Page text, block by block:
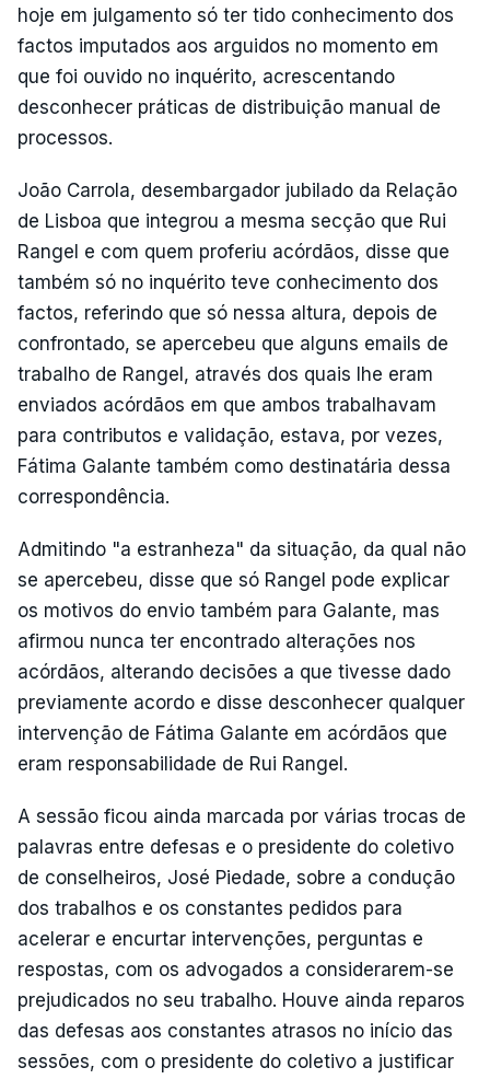
hoje em julgamento só ter tido conhecimento dos
factos imputados aos arguidos no momento em
que foi ouvido no inquérito, acrescentando
desconhecer práticas de distribuição manual de
processos.
João Carrola, desembargador jubilado da Relação
de Lisboa que integrou a mesma secção que Rui
Rangel e com quem proferiu acórdãos, disse que
também só no inquérito teve conhecimento dos
factos, referindo que só nessa altura, depois de
confrontado, se apercebeu que alguns emails de
trabalho de Rangel, através dos quais lhe eram
enviados acórdãos em que ambos trabalhavam
para contributos e validação, estava, por vezes,
Fátima Galante também como destinatária dessa
correspondência.
Admitindo "a estranheza" da situação, da qual não
se apercebeu, disse que só Rangel pode explicar
os motivos do envio também para Galante, mas
afirmou nunca ter encontrado alterações nos
acórdãos, alterando decisões a que tivesse dado
previamente acordo e disse desconhecer qualquer
intervenção de Fátima Galante em acórdãos que
eram responsabilidade de Rui Rangel.
A sessão ficou ainda marcada por várias trocas de
palavras entre defesas e o presidente do coletivo
de conselheiros, José Piedade, sobre a condução
dos trabalhos e os constantes pedidos para
acelerar e encurtar intervenções, perguntas e
respostas, com os advogados a considerarem-se
prejudicados no seu trabalho. Houve ainda reparos
das defesas aos constantes atrasos no início das
sessões, com o presidente do coletivo a justificar